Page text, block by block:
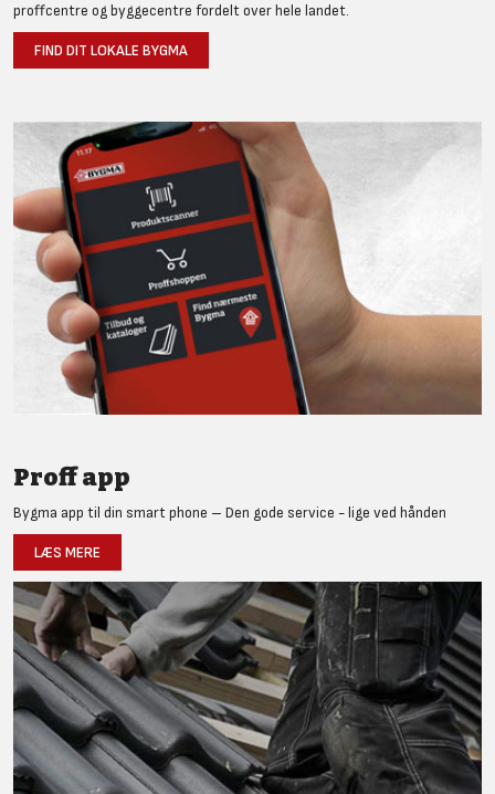
proffcentre og byggecentre fordelt over hele landet.
FIND DIT LOKALE BYGMA
Proff app
Bygma app til din smart phone – Den gode service - lige ved hånden
LÆS MERE